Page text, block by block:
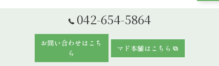
042-654-5864
お問い合わせはこち
ら
マド本舗はこちら